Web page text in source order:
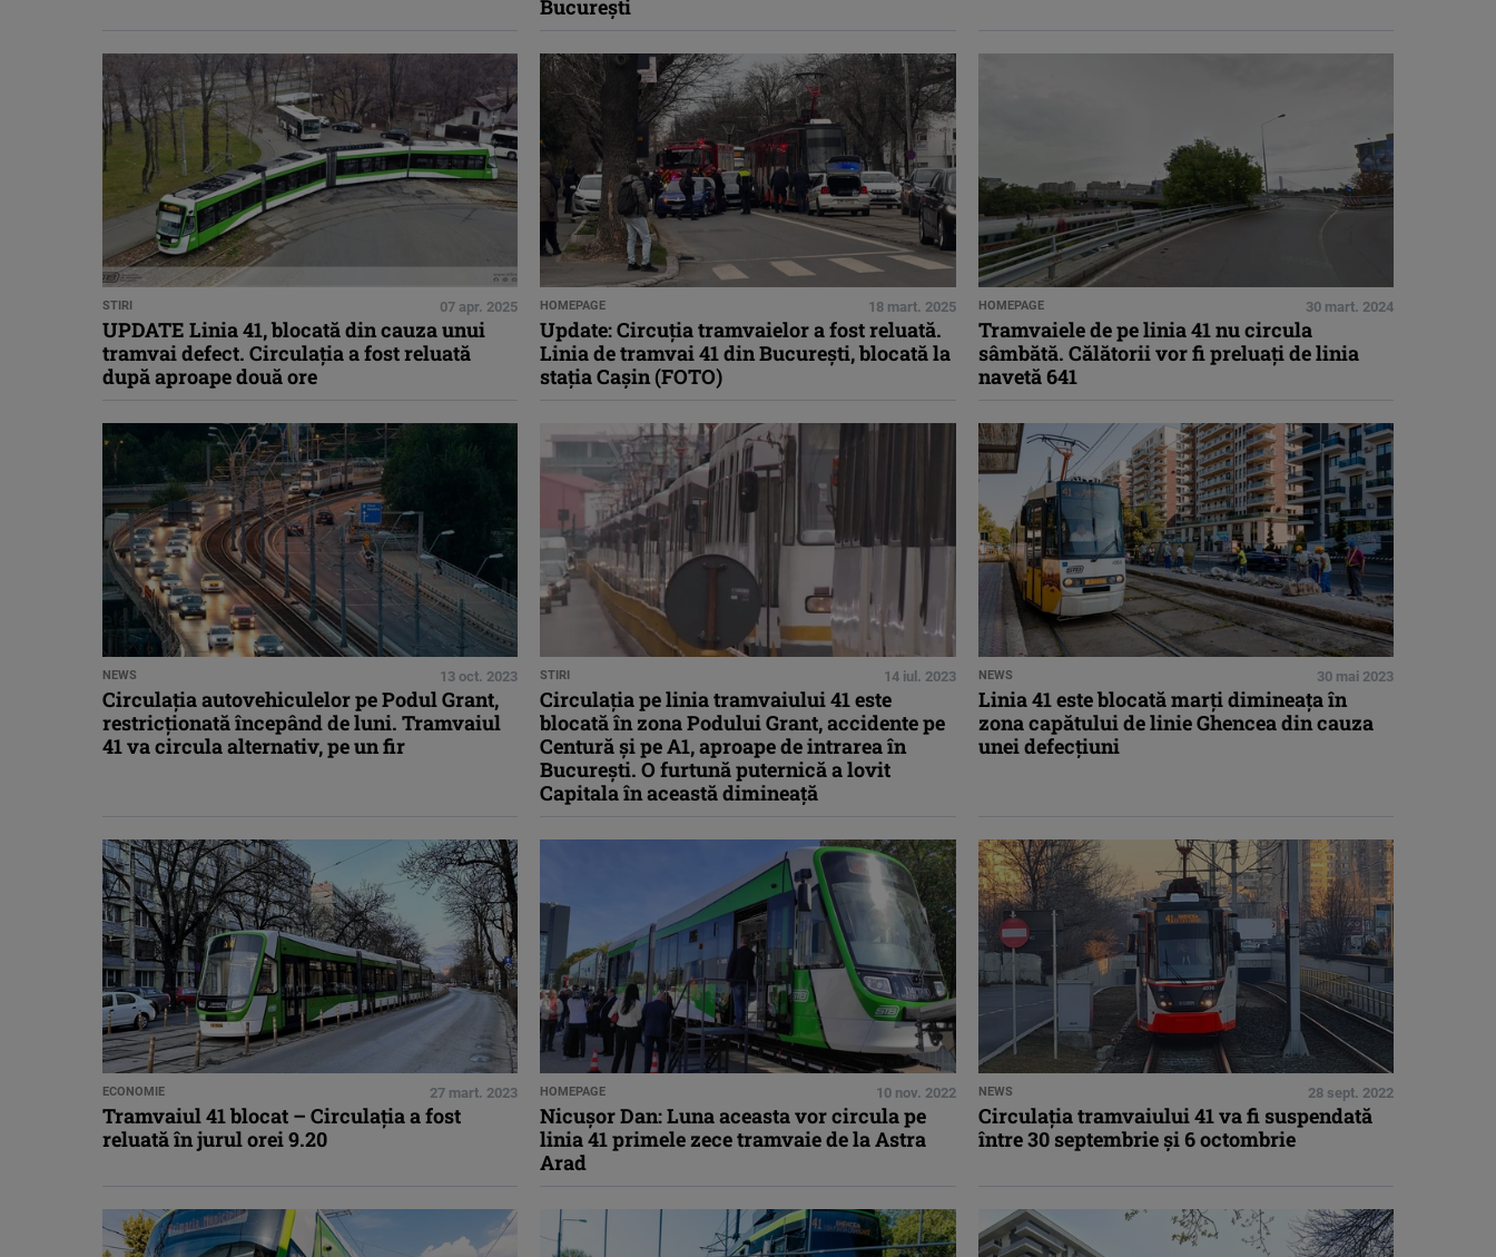
Bucureşti
STIRI 07 apr. 2025
UPDATE Linia 41, blocată din cauza unui
tramvai defect. Circulaţia a fost reluată
după aproape două ore
HOMEPAGE 18 mart. 2025
Update: Circuția tramvaielor a fost reluată.
Linia de tramvai 41 din București, blocată la
stația Cașin (FOTO)
HOMEPAGE 30 mart. 2024
Tramvaiele de pe linia 41 nu circula
sâmbătă. Călătorii vor fi preluaţi de linia
navetă 641
NEWS 13 oct. 2023
Circulaţia autovehiculelor pe Podul Grant,
restricţionată începând de luni. Tramvaiul
41 va circula alternativ, pe un fir
STIRI 14 iul. 2023
Circulaţia pe linia tramvaiului 41 este
blocată în zona Podului Grant, accidente pe
Centură şi pe A1, aproape de intrarea în
Bucureşti. O furtună puternică a lovit
Capitala în această dimineaţă
NEWS 30 mai 2023
Linia 41 este blocată marţi dimineaţa în
zona capătului de linie Ghencea din cauza
unei defecţiuni
ECONOMIE 27 mart. 2023
Tramvaiul 41 blocat – Circulaţia a fost
reluată în jurul orei 9.20
HOMEPAGE 10 nov. 2022
Nicuşor Dan: Luna aceasta vor circula pe
linia 41 primele zece tramvaie de la Astra
Arad
NEWS 28 sept. 2022
Circulația tramvaiului 41 va fi suspendată
între 30 septembrie și 6 octombrie